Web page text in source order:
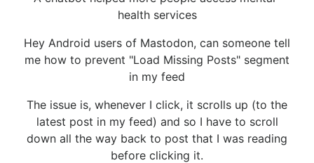
health services
Hey Android users of Mastodon, can someone tell
me how to prevent "Load Missing Posts" segment
in my feed
The issue is, whenever I click, it scrolls up (to the
latest post in my feed) and so I have to scroll
down all the way back to post that I was reading
before clicking it.